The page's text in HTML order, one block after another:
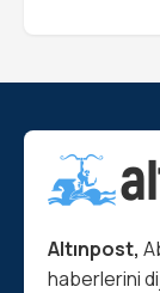
Altınpost,
haberlerini